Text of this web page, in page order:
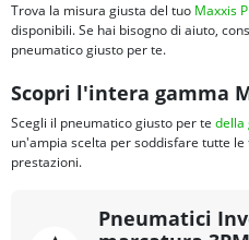
Trova la misura giusta del tuo Maxxis
disponibili. Se hai bisogno di aiuto,
pneumatico giusto per te.
Scopri l'intera gamma
Scegli il pneumatico giusto per te della
un'ampia scelta per soddisfare tutte
prestazioni.
Pneumatici